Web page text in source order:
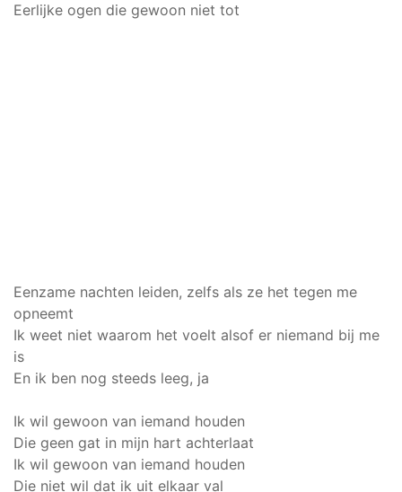
Eerlijke ogen die gewoon niet tot
Eenzame nachten leiden, zelfs als ze het tegen me
opneemt
Ik weet niet waarom het voelt alsof er niemand bij me
is
En ik ben nog steeds leeg, ja
Ik wil gewoon van iemand houden
Die geen gat in mijn hart achterlaat
Ik wil gewoon van iemand houden
Die niet wil dat ik uit elkaar val